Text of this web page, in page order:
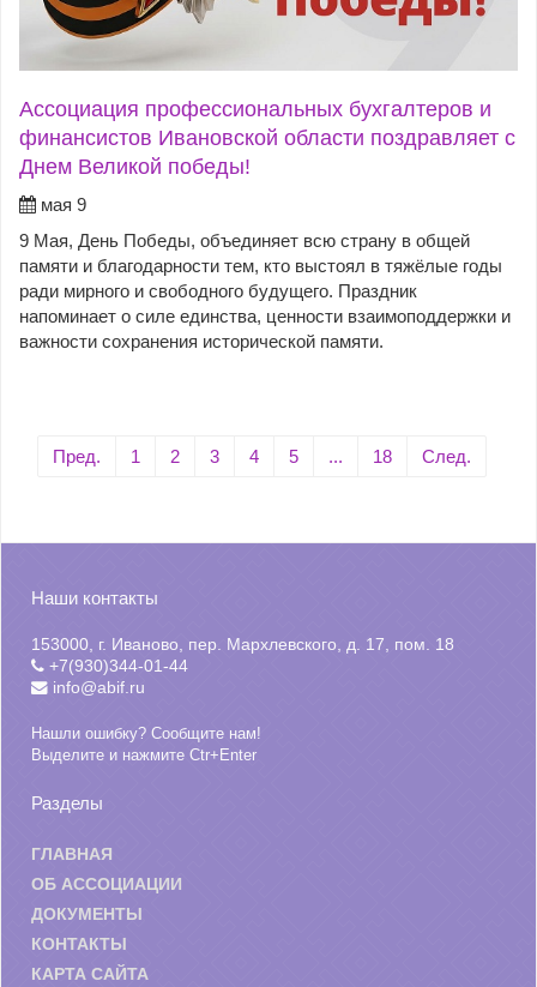
Ассоциация профессиональных бухгалтеров и
финансистов Ивановской области поздравляет с
Днем Великой победы!
мая 9
9 Мая, День Победы, объединяет всю страну в общей
памяти и благодарности тем, кто выстоял в тяжёлые годы
ради мирного и свободного будущего. Праздник
напоминает о силе единства, ценности взаимоподдержки и
важности сохранения исторической памяти.
Пред. 1 2 3 4 5 ... 18 След.
Наши контакты
153000, г. Иваново, пер. Мархлевского, д. 17, пом. 18
+7(930)344-01-44
info@abif.ru
Нашли ошибку? Сообщите нам!
Выделите и нажмите Ctr+Enter
Разделы
ГЛАВНАЯ
ОБ АССОЦИАЦИИ
ДОКУМЕНТЫ
КОНТАКТЫ
КАРТА САЙТА